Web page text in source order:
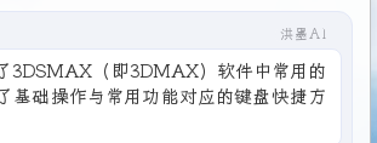
洪墨AI
3DSMAX（即3DMAX）软件中常用的
基础操作与常用功能对应的键盘快捷方